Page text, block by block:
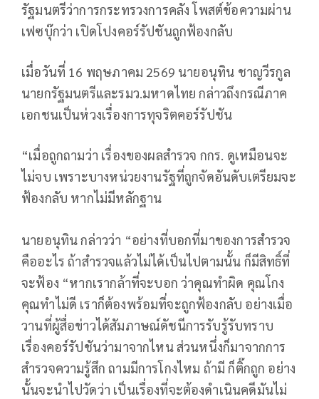
รัฐมนตรีว่าการกระทรวงการคลัง โพสต์ข้อความผ่าน
เฟซบุ๊กว่า เปิดโปงคอร์รัปชันถูกฟ้องกลับ
เมื่อวันที่ 16 พฤษภาคม 2569 นายอนุทิน ชาญวีรกูล
นายกรัฐมนตรีและรมว.มหาดไทย กล่าวถึงกรณีภาค
เอกชนเป็นห่วงเรื่องการทุจริตคอร์รัปชัน
“เมื่อถูกถามว่า เรื่องของผลสำรวจ กกร. ดูเหมือนจะ
ไม่จบ เพราะบางหน่วยงานรัฐที่ถูกจัดอันดับเตรียมจะ
ฟ้องกลับ หากไม่มีหลักฐาน
นายอนุทิน กล่าวว่า “อย่างที่บอกที่มาของการสำรวจ
คืออะไร ถ้าสำรวจแล้วไม่ได้เป็นไปตามนั้น ก็มีสิทธิ์ที่
จะฟ้อง “หากเรากล้าที่จะบอก ว่าคุณทำผิด คุณโกง
คุณทำไม่ดี เราก็ต้องพร้อมที่จะถูกฟ้องกลับ อย่างเมื่อ
วานที่ผู้สื่อข่าวได้สัมภาษณ์ดัชนีการรับรู้รับทราบ
เรื่องคอร์รัปชันว่ามาจากไหน ส่วนหนึ่งก็มาจากการ
สำรวจความรู้สึก ถามมีการโกงไหม ถ้ามี ก็ติ๊กถูก อย่าง
นั้นจะนำไปวัดว่า เป็นเรื่องที่จะต้องดำเนินคดีมันไม่